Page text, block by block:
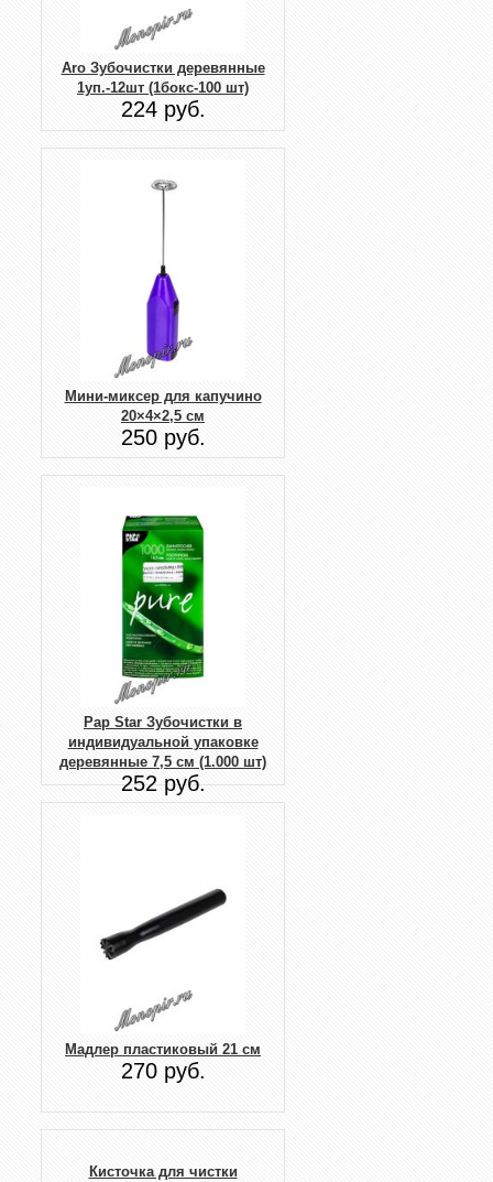
Aro Зубочистки деревянные
1уп.-12шт (1бокс-100 шт)
224 руб.
Мини-миксер для капучино
20×4×2,5 см
250 руб.
Pap Star Зубочистки в
индивидуальной упаковке
деревянные 7,5 см (1.000 шт)
252 руб.
Мадлер пластиковый 21 см
270 руб.
Кисточка для чистки